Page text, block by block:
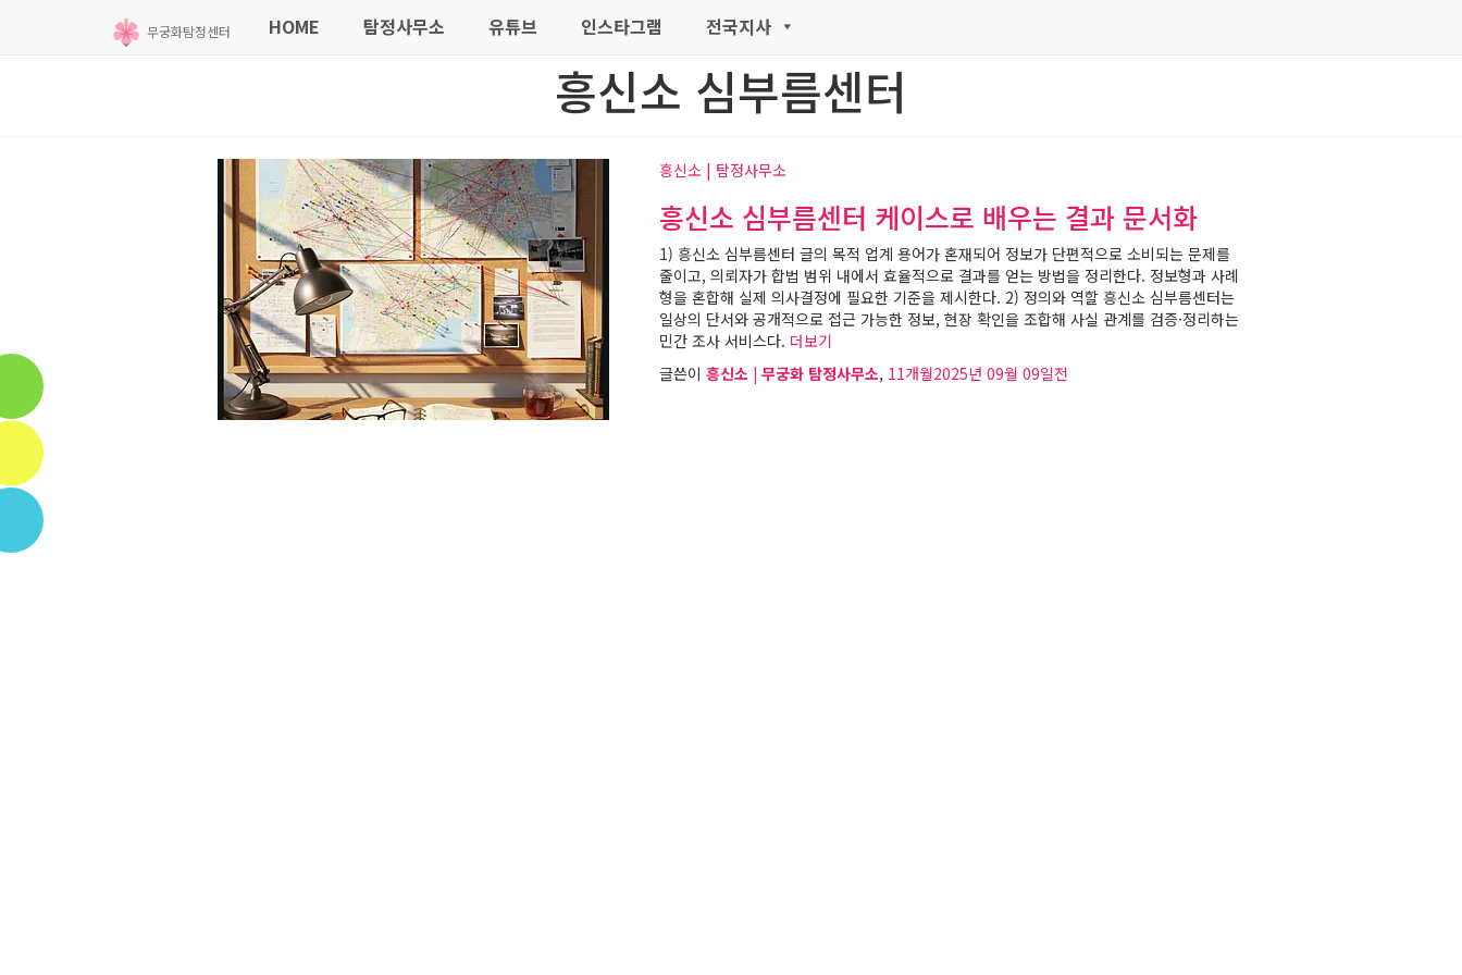
무궁화탐정센터 HOME 탐정사무소 유튜브 인스타그램 전국지사
흥신소 심부름센터
흥신소 | 탐정사무소
흥신소 심부름센터 케이스로 배우는 결과 문서화
1) 흥신소 심부름센터 글의 목적 업계 용어가 혼재되어 정보가 단편적으로 소비되는 문제를
줄이고, 의뢰자가 합법 범위 내에서 효율적으로 결과를 얻는 방법을 정리한다. 정보형과 사례
형을 혼합해 실제 의사결정에 필요한 기준을 제시한다. 2) 정의와 역할 흥신소 심부름센터는
일상의 단서와 공개적으로 접근 가능한 정보, 현장 확인을 조합해 사실 관계를 검증·정리하는
민간 조사 서비스다. 더보기
글쓴이 흥신소 | 무궁화 탐정사무소, 11개월2025년 09월 09일전